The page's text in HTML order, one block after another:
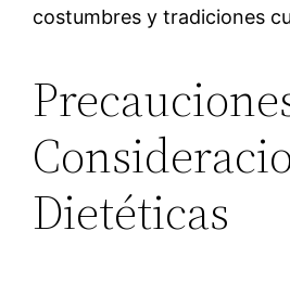
costumbres y tradiciones
Dietéticas